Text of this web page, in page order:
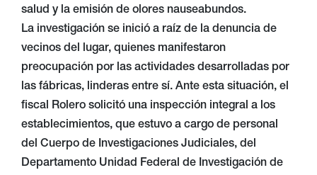
salud y la emisión de olores nauseabundos.
La investigación se inició a raíz de la denuncia de
vecinos del lugar, quienes manifestaron
preocupación por las actividades desarrolladas por
las fábricas, linderas entre sí. Ante esta situación, el
fiscal Rolero solicitó una inspección integral a los
establecimientos, que estuvo a cargo de personal
del Cuerpo de Investigaciones Judiciales, del
Departamento Unidad Federal de Investigación de